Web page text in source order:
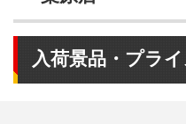
入荷景品・プラ